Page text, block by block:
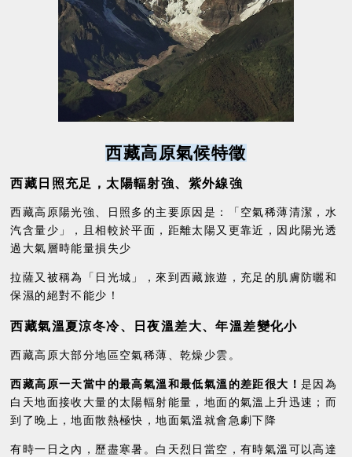
西藏高原氣候特徵
西藏日照充足，太陽輻射強、紫外線強
西藏高原陽光強、日照多的主要原因是：「空氣稀薄清潔，水
汽含量少」，且相較於平面，距離太陽又更靠近，因此陽光透
過大氣層時能量損失少
拉薩又被稱為「日光城」，來到西藏旅遊，充足的肌膚防曬和
保濕的絕對不能少！
西藏氣溫夏涼冬冷、日夜溫差大、年溫差變化小
西藏高原大部分地區空氣稀薄、乾燥少雲。
西藏高原一天當中的最高氣溫和最低氣溫的差距很大！是因為
白天地面接收大量的太陽輻射能量，地面的氣溫上升迅速；而
到了晚上，地面散熱極快，地面氣溫就會急劇下降
有時一日之內，歷盡寒暑。白天烈日當空，有時氣溫可以高達